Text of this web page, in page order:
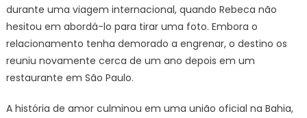
durante uma viagem internacional, quando Rebeca não
hesitou em abordá-lo para tirar uma foto. Embora o
relacionamento tenha demorado a engrenar, o destino os
reuniu novamente cerca de um ano depois em um
restaurante em São Paulo.
A história de amor culminou em uma união oficial na Bahia,